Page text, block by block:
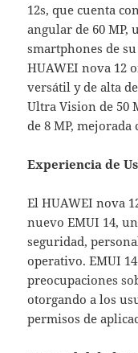
12s, que cuenta
angular de 60 MP,
smartphones de
HUAWEI nova 12
versátil y de alta
Ultra Vision de 50
de 8 MP,
Experiencia de
El HUAWEI nova
nuevo EMUI 14,
seguridad,
operativo. EMUI
preocupaciones
otorgando a los
permisos de